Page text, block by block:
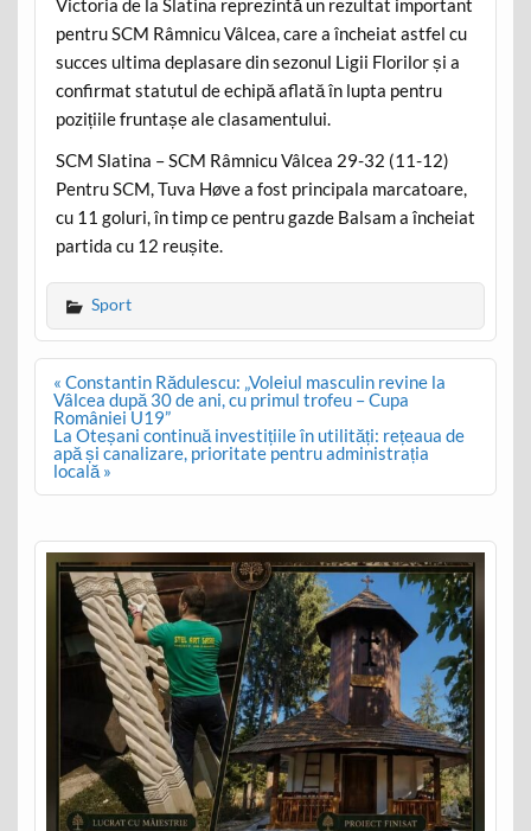
pentru SCM Râmnicu Vâlcea, care a încheiat astfel cu
succes ultima deplasare din sezonul Ligii Florilor și a
confirmat statutul de echipă aflată în lupta pentru
pozițiile fruntașe ale clasamentului.
SCM Slatina – SCM Râmnicu Vâlcea 29-32 (11-12)
Pentru SCM, Tuva Høve a fost principala marcatoare,
cu 11 goluri, în timp ce pentru gazde Balsam a încheiat
partida cu 12 reușite.
Sport
Post
navigation
« Constantin Rădulescu: „Voleiul masculin revine la
Vâlcea după 30 de ani, cu primul trofeu – Cupa
României U19”
La Oteșani continuă investițiile în utilități: rețeaua de
apă și canalizare, prioritate pentru administrația
locală »